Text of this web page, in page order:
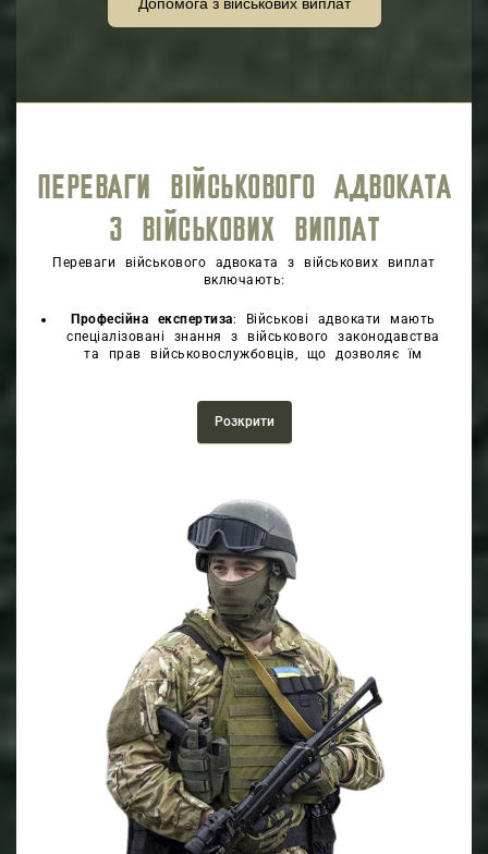
Допомога з військових виплат
ПЕРЕВАГИ ВІЙСЬКОВОГО АДВОКАТА
З ВІЙСЬКОВИХ ВИПЛАТ
Переваги військового адвоката з військових виплат
включають:
Професійна експертиза: Військові адвокати мають
спеціалізовані знання з військового законодавства
та прав військовослужбовців, що дозволяє їм
Представництво та захист прав
: Військові адвокати допомагають
у оптимізації виплат військовим службовцям,
перевіряючи правильність їх призначення та
стягнення, а також допомагають у вирішенні спорів
щодо сум та строків виплат.
Консультації та підтримка: Військові адвокати
надають консультації військовослужбовцям щодо
їхніх прав та можливостей щодо військових виплат,
а також забезпечують їм підтримку на кожному
етапі вирішення їхніх справ.
Розкрити